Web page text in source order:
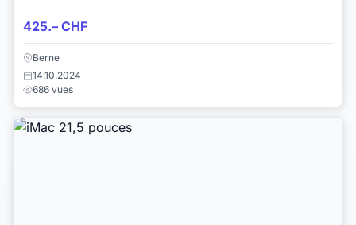
425.– CHF
Berne
14.10.2024
686 vues